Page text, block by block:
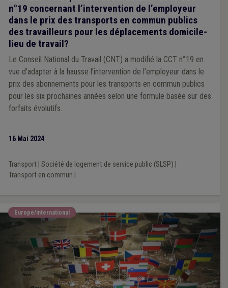
n°19 concernant l’intervention de l’employeur
dans le prix des transports en commun publics
des travailleurs pour les déplacements domicile-
lieu de travail?
Le Conseil National du Travail (CNT) a modifié la CCT n°19 en
vue d’adapter à la hausse l’intervention de l’employeur dans le
prix des abonnements pour les transports en commun publics
pour les six prochaines années selon une formule basée sur des
forfaits évolutifs.
16 Mai 2024
Transport| Société de logement de service public (SLSP)
Transport en commun
Europe/international